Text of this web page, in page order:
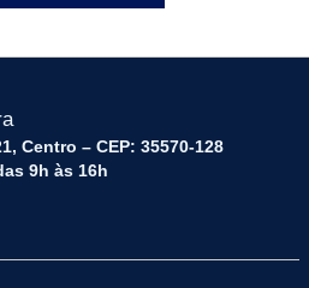
Centro – CEP: 35570-128
9h às 16h